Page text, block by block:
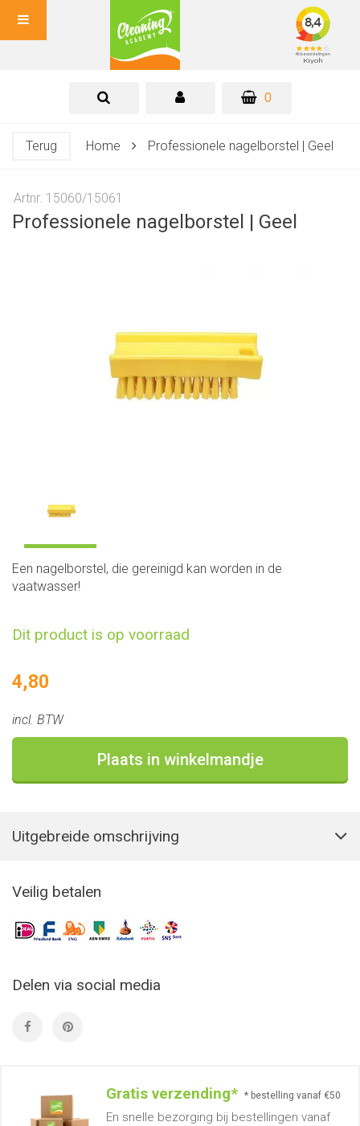
0
Terug Home Professionele nagelborstel | Geel
Artnr. 15060/15061
Professionele nagelborstel | Geel
Een nagelborstel, die gereinigd kan worden in de
vaatwasser!
Dit product is op voorraad
4,80
incl. BTW
Plaats in winkelmandje
Uitgebreide omschrijving
Veilig betalen
Delen via social media
Gratis verzending* * bestelling vanaf €50
En snelle bezorging bij bestellingen vanaf